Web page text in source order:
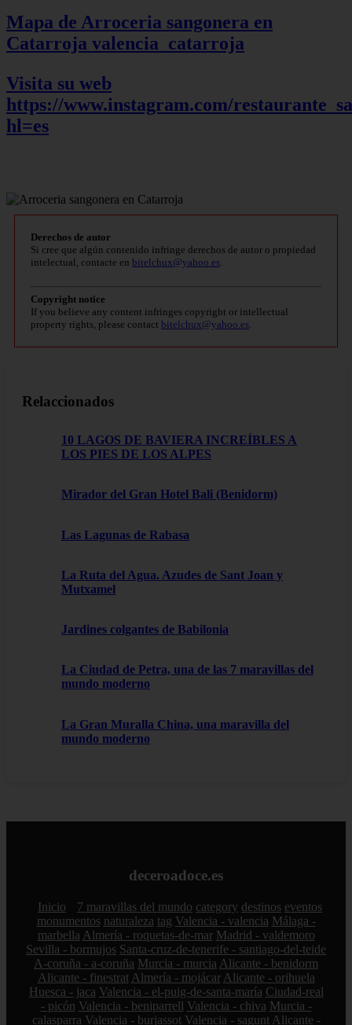
Mapa de Arroceria sangonera en
Catarroja valencia_catarroja
Visita su web
https://www.instagram.com/
hl=es
Derechos de autor
Si cree que algún contenido infringe derechos de autor o propiedad
intelectual, contacte en bitelchux@yahoo.es
Copyright notice
If you believe any content infringes copyright or intellectual
property rights, please contact bitelchux@yahoo.es
Relaccionados
10 LAGOS DE BAVIERA INCREÍBLES A
LOS PIES DE LOS ALPES
Mirador del Gran Hotel Bali (Benidorm)
Las Lagunas de Rabasa
La Ruta del Agua. Azudes de Sant Joan y
Mutxamel
Jardines colgantes de Babilonia
La Ciudad de Petra, una de las 7 maravillas del
mundo moderno
La Gran Muralla China, una maravilla del
mundo moderno
deceroadoce.es
Inicio 7 maravillas del mundo category destinos eventos
monumentos naturaleza tag Valencia - valencia Málaga -
marbella Almería - roquetas-de-mar Madrid - valdemoro
Sevilla - bormujos Santa-cruz-de-tenerife - santiago-del-teide
A-coruña - a-coruña Murcia - murcia Alicante - benidorm
Alicante - finestrat Almería - mojácar Alicante - orihuela
Huesca - jaca Valencia - el-puig-de-santa-maría Ciudad-real
- picón Valencia - beniparrell Valencia - chiva Murcia -
calasparra Valencia - burjassot Valencia - sagunt Alicante -